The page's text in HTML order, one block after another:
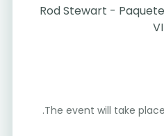
Rod Stewart -
The event will take